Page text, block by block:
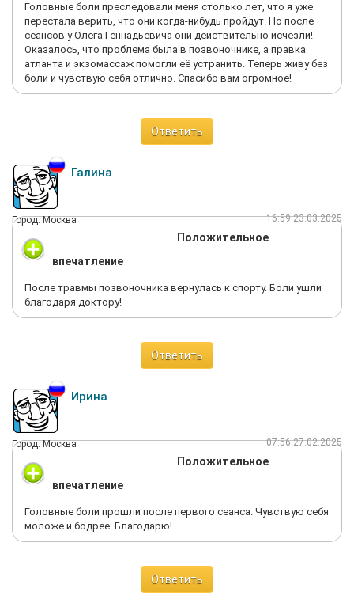
Головные боли преследовали меня столько лет, что я уже
перестала верить, что они когда-нибудь пройдут. Но после
сеансов у Олега Геннадьевича они действительно исчезли!
Оказалось, что проблема была в позвоночнике, а правка
атланта и экзомассаж помогли её устранить. Теперь живу без
боли и чувствую себя отлично. Спасибо вам огромное!
Ответить
Галина
Город: Москва 16:59 23.03.2025
Положительное
впечатление
После травмы позвоночника вернулась к спорту. Боли ушли
благодаря доктору!
Ответить
Ирина
Город: Москва 07:56 27.02.2025
Положительное
впечатление
Головные боли прошли после первого сеанса. Чувствую себя
моложе и бодрее. Благодарю!
Ответить